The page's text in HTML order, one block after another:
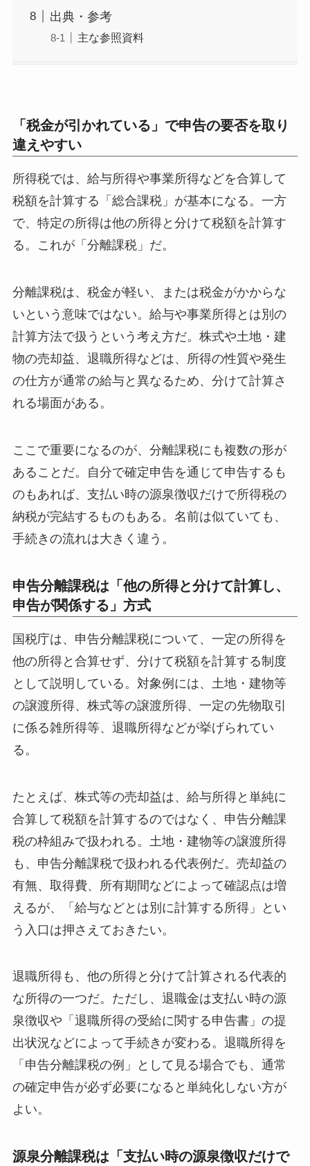
出典・参考
主な参照資料
「税金が引かれている」で申告の要否を取り
違えやすい
所得税では、給与所得や事業所得などを合算して
税額を計算する「総合課税」が基本になる。一方
で、特定の所得は他の所得と分けて税額を計算す
る。これが「分離課税」だ。
分離課税は、税金が軽い、または税金がかからな
いという意味ではない。給与や事業所得とは別の
計算方法で扱うという考え方だ。株式や土地・建
物の売却益、退職所得などは、所得の性質や発生
の仕方が通常の給与と異なるため、分けて計算さ
れる場面がある。
ここで重要になるのが、分離課税にも複数の形が
あることだ。自分で確定申告を通じて申告するも
のもあれば、支払い時の源泉徴収だけで所得税の
納税が完結するものもある。名前は似ていても、
手続きの流れは大きく違う。
申告分離課税は「他の所得と分けて計算し、
申告が関係する」方式
国税庁は、申告分離課税について、一定の所得を
他の所得と合算せず、分けて税額を計算する制度
として説明している。対象例には、土地・建物等
の譲渡所得、株式等の譲渡所得、一定の先物取引
に係る雑所得等、退職所得などが挙げられてい
る。
たとえば、株式等の売却益は、給与所得と単純に
合算して税額を計算するのではなく、申告分離課
税の枠組みで扱われる。土地・建物等の譲渡所得
も、申告分離課税で扱われる代表例だ。売却益の
有無、取得費、所有期間などによって確認点は増
えるが、「給与などとは別に計算する所得」とい
う入口は押さえておきたい。
退職所得も、他の所得と分けて計算される代表的
な所得の一つだ。ただし、退職金は支払い時の源
泉徴収や「退職所得の受給に関する申告書」の提
出状況などによって手続きが変わる。退職所得を
「申告分離課税の例」として見る場合でも、通常
の確定申告が必ず必要になると単純化しない方が
よい。
源泉分離課税は「支払い時の源泉徴収だけで